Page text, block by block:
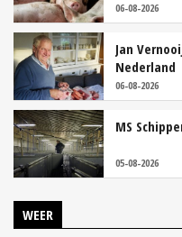
06-08-2026
Jan
Nederland
06-08-2026
MS
05-08-2026
WEER